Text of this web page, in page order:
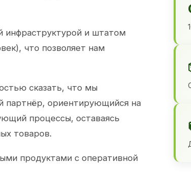
инфраструктурой и штатом
что позволяет нам
сказать, что мы
партнёр, ориентирующийся на
процессы, оставаясь
товаров.
продуктами с оперативной